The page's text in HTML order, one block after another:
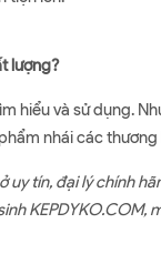
lượng?
hiểu và sử dụng.
nhái các
uy tín, đại lý chính